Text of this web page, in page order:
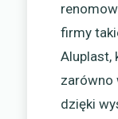
firmy
Aluplast,
zarówno
dzięki